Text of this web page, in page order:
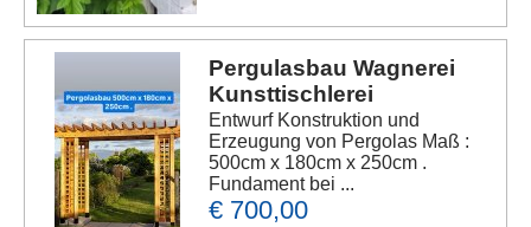
Pergulasbau Wagnerei
Kunsttischlerei
Entwurf Konstruktion und
Erzeugung von Pergolas Maß :
500cm x 180cm x 250cm .
Fundament bei ...
€ 700,00